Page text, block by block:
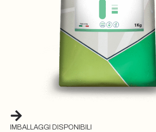
IMBALLAGGI DISPONIBILI